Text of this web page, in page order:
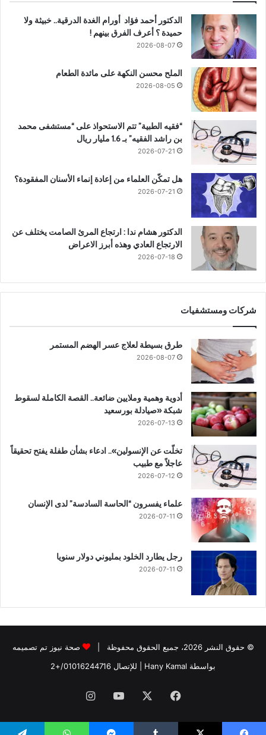
الدكتور أحمد فؤاد أورام الغدة الدرقية.. خبيثة ولا
حميدة ؟ أعرف الفرق بينهم !
2026-08-07
الملح محسن النكهة على مائدة الطعام
2026-08-05
“فقيه الطبية” تتم الاستحواذ على “مستشفى محمد
بن راشد الفقيه” بـ 1.6 مليار ريال
2026-07-21
هل تمكّن العلماء من إعادة إنماء الأسنان المفقودة؟
2026-07-21
الدكتور هشام ندا : ارتجاع المرئ الصامت يختلف عن
الارتجاع العادي وهذه أبرز الاعراض
2026-07-18
شركات ومستشفيات
طرق بسيطة لعلاج عسر الهضم المستمر
2026-08-07
أدوية وهمية وملايين ضائعة.. القصة الكاملة لسقوط
شبكة «صيادلة بورسعيد
2026-07-13
تخلّت عن الإنسولين».. ادعاء بشأن طفلة يفتح تحقيقاً
عاجلاً مع طبيب
2026-07-12
علماء يفسرون “الحاسة السادسة” لدى الإنسان
2026-07-11
رجل يطارد الخلود بمليوني دولار سنويا
2026-07-11
© حقوق النشر 2026، جميع الحقوق محفوظة |
صحة نيوز تم تصميمه
بواسطة Hany Kamal
| للإتصال 01016244716/+2
فيسبوك ‫YouTube